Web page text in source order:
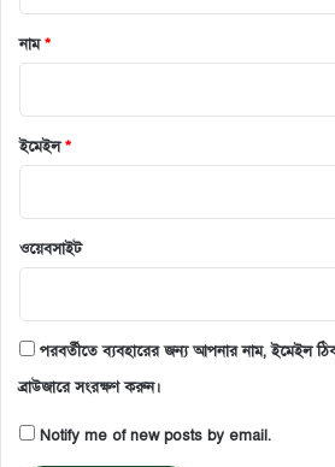
নাম*
ইমেইল*
ওয়েবসাইট
পরবর্তীতে ব্যবহারের জন্য আপনার নাম, ইমেইল
ব্রাউজারে সংরক্ষণ করুন।
Notify me of new posts by email.